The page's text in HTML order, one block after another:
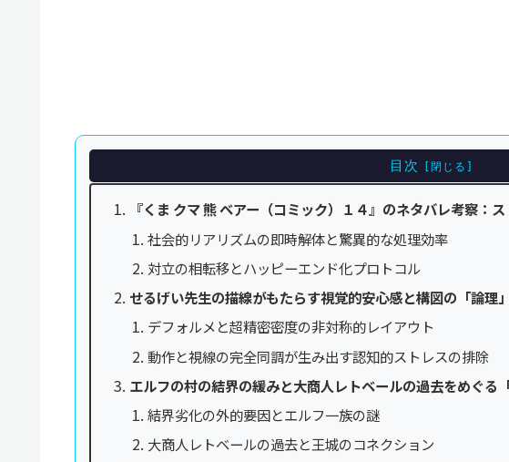
目次
『くま クマ 熊 ベアー（コミック）１４』のネタバレ考察：
社会的リアリズムの即時解体と驚異的な処理効率
対立の相転移とハッピーエンド化プロトコル
せるげい先生の描線がもたらす視覚的安心感と構図の「論理
デフォルメと超精密密度の非対称的レイアウト
動作と視線の完全同調が生み出す認知的ストレスの排除
エルフの村の結界の緩みと大商人レトベールの過去をめぐる
結界劣化の外的要因とエルフ一族の謎
大商人レトベールの過去と王城のコネクション